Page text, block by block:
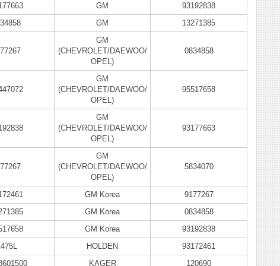
GM
93192838
GM 13271385
GM
(CHEVROLET/DAEWOO/
OPEL)
0834858
GM
(CHEVROLET/DAEWOO/
OPEL)
95517658
GM
(CHEVROLET/DAEWOO/
OPEL)
93177663
GM
(CHEVROLET/DAEWOO/
OPEL)
5834070
GM Korea
9177267
GM Korea
0834858
GM Korea
93192838
HOLDEN
93172461
KAGER 120690